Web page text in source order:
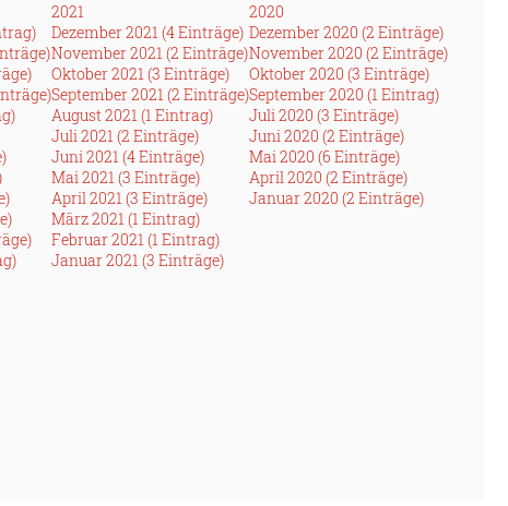
2021
Dezember 2021 (4 Einträge)
November 2021 (2 Einträge)
Oktober 2021 (3 Einträge)
September 2021 (2 Einträge)
August 2021 (1 Eintrag)
Juli 2021 (2 Einträge)
Juni 2021 (4 Einträge)
Mai 2021 (3 Einträge)
April 2021 (3 Einträge)
März 2021 (1 Eintrag)
Februar 2021 (1 Eintrag)
Januar 2021 (3 Einträge)
2020
Dezember 2020 (2 Einträge)
November 2020 (2 Einträge)
Oktober 2020 (3 Einträge)
September 2020 (1 Eintrag)
Juli 2020 (3 Einträge)
Juni 2020 (2 Einträge)
Mai 2020 (6 Einträge)
April 2020 (2 Einträge)
Januar 2020 (2 Einträge)